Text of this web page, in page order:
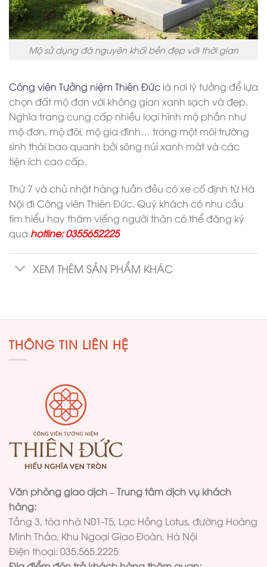
Mộ sử dụng đá nguyên khối bền đẹp với thời gian
Công viên Tưởng niệm Thiên Đức là nơi lý tưởng để lựa
chọn đất mộ đơn với không gian xanh sạch và đẹp.
Nghĩa trang cung cấp nhiều loại hình mộ phần như
mộ đơn, mộ đôi, mộ gia đình… trong một môi trường
sinh thái bao quanh bởi sông núi xanh mát và các
tiện ích cao cấp.
Thứ 7 và chủ nhật hàng tuần đều có xe cố định từ Hà
Nội đi Công viên Thiên Đức. Quý khách có nhu cầu
tìm hiểu hay thăm viếng người thân có thể đăng ký
qua hotline: 0355652225
XEM THÊM SẢN PHẨM KHÁC
THÔNG TIN LIÊN HỆ
Văn phòng giao dịch – Trung tâm dịch vụ khách
hàng:
Tầng 3, tòa nhà N01-T5, Lạc Hồng Lotus, đường Hoàng
Minh Thảo, Khu Ngoại Giao Đoàn, Hà Nội
Điện thoại: 035.565.2225